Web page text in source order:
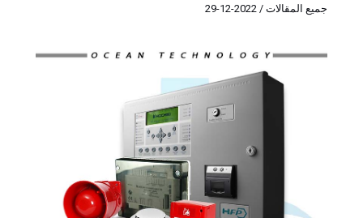
جميع المقالات /
2022-12-29